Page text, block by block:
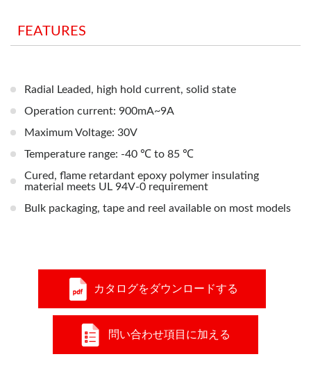
FEATURES
Radial Leaded, high hold current, solid state
Operation current: 900mA~9A
Maximum Voltage: 30V
Temperature range: -40 ℃ to 85 ℃
Cured, flame retardant epoxy polymer insulating
material meets UL 94V-0 requirement
Bulk packaging, tape and reel available on most models
カタログをダウンロードする
問い合わせ項目に加える